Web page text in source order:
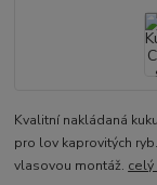
Kvalitní nakládaná
pro lov kaprovitých
vlasovou montáž.